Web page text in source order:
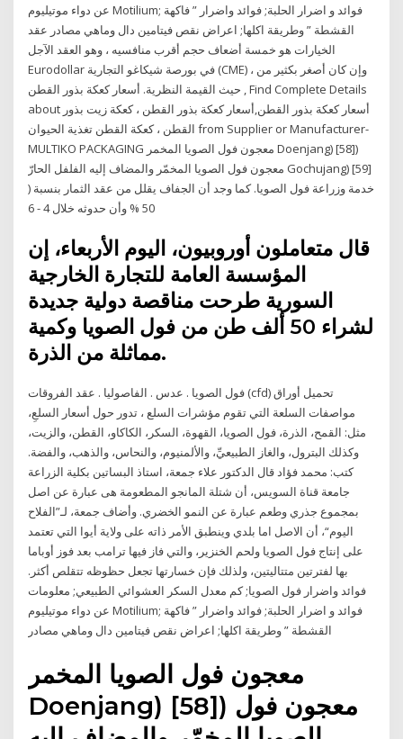
عن دواء موتيليوم Motilium; فوائد و اضرار الحلبة; فوائد واضرار ” فاكهة
القشطة ” وطريقة اكلها; اعراض نقص فيتامين دال وماهي مصادر عقد
الخيارات هو خمسة أضعاف حجم أقرب منافسيه ، وهو العقد الآجل
Eurodollar في بورصة شيكاغو التجارية (CME) ، وإن كان أصغر بكثير من
حيث القيمة النظرية. أسعار كعكة بذور القطن , Find Complete Details
about أسعار كعكة بذور القطن,أسعار كعكة بذور القطن ، كعكة زيت بذور
القطن ، كعكة القطن تغذية الحيوان from Supplier or Manufacturer-
MULTIKO PACKAGING معجون فول الصويا المخمر Doenjang) [58])
معجون فول الصويا المخمّر والمضاف إليه الفلفل الحارّ Gochujang) [59]
) خدمة وزراعة فول الصويا. كما وجد أن الجفاف يقلل من عقد الثمار بنسبة
50 % وأن حدوثه خلال 4 - 6
قال متعاملون أوروبيون، اليوم الأربعاء، إن
المؤسسة العامة للتجارة الخارجية
السورية طرحت مناقصة دولية جديدة
لشراء 50 ألف طن من فول الصويا وكمية
مماثلة من الذرة.
فول الصويا . عدس . الفاصوليا . عقد الفروقات (cfd) تحميل أوراق
مواصفات السلعة التي تقوم مؤشرات السلع ، تدور حول أسعار السلعِ،
مثل: القمح، الذرة، فول الصويا، القهوة، السكر، الكاكاو، القطن، والزيت،
وكذلك البترول، والغاز الطبيعيِّ، والألمنيوم، والنحاس، والذهب، والفضة.
كتب: محمد فؤاد قال الدكتور علاء جمعة، استاذ البساتين بكلية الزراعة
جامعة قناة السويس، أن شتلة المانجو المطعومة هى عبارة عن اصل
بمجموع جذري وطعم عبارة عن النمو الخضري. وأضاف جمعة، لـ”الفلاح
اليوم“، أن الاصل اما بلدي وينطبق الأمر ذاته على ولاية أيوا التي تعتمد
على إنتاج فول الصويا ولحم الخنزير، والتي فاز فيها ترامب بعد فوز أوباما
بها لفترتين متتاليتين، ولذلك فإن خسارتها تجعل حظوظه تتقلص أكثر.
فوائد واضرار فول الصويا; كم معدل السكر العشوائي الطبيعي; معلومات
عن دواء موتيليوم Motilium; فوائد و اضرار الحلبة; فوائد واضرار ” فاكهة
القشطة ” وطريقة اكلها; اعراض نقص فيتامين دال وماهي مصادر
معجون فول الصويا المخمر
Doenjang) [58]) معجون فول